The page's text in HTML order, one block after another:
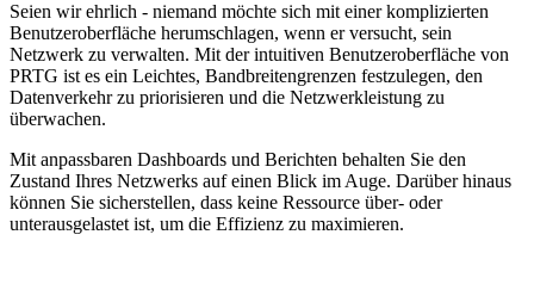
Seien wir ehrlich - niemand möchte sich mit einer komplizierten
Benutzeroberfläche herumschlagen, wenn er versucht, sein
Netzwerk zu verwalten. Mit der intuitiven Benutzeroberfläche von
PRTG ist es ein Leichtes, Bandbreitengrenzen festzulegen, den
Datenverkehr zu priorisieren und die Netzwerkleistung zu
überwachen.
Mit anpassbaren Dashboards und Berichten behalten Sie den
Zustand Ihres Netzwerks auf einen Blick im Auge. Darüber hinaus
können Sie sicherstellen, dass keine Ressource über- oder
unterausgelastet ist, um die Effizienz zu maximieren.